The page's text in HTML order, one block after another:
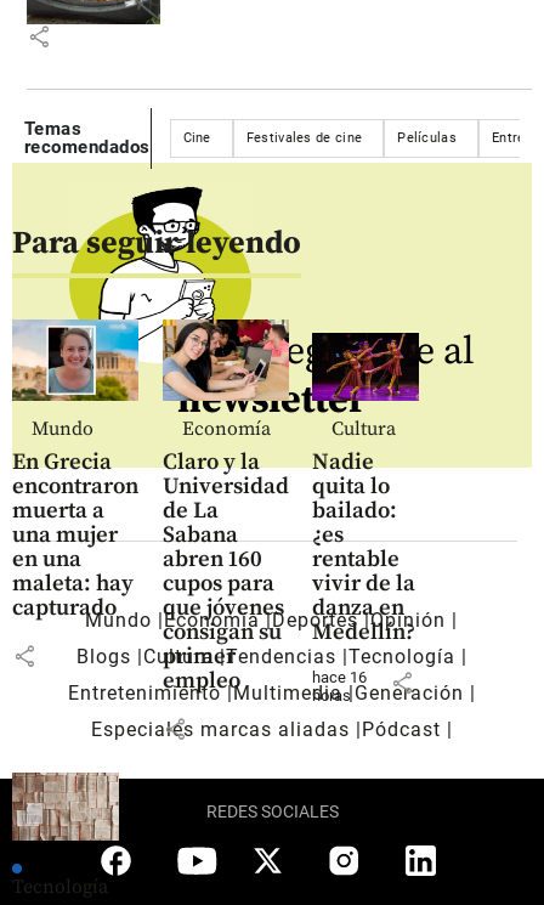
share
Temas
recomendados
Cine Festivales de cine Películas
Para seguir leyendo
Mundo
En Grecia
encontraron
muerta a
una mujer
en una
maleta: hay
capturado
share
Economía
Claro y la
Universidad
de La
Sabana
abren 160
cupos para
que jóvenes
consigan su
primer
empleo
share
Cultura
Nadie
quita lo
bailado:
¿es
rentable
vivir de la
danza en
Medellín?
hace 16
horas
share
Tecnología
Regístrate al
newsletter
Mundo Economía Deportes Opinión
Blogs
Cultura Tendencias Tecnología
Entretenimiento Multimedia Generación
Especiales marcas aliadas
Pódcast
REDES SOCIALES